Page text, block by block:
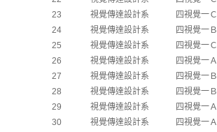
23
視覺傳達設計系 四視覺一Ｃ
24
視覺傳達設計系 四視覺一Ｂ
25
視覺傳達設計系 四視覺一Ｃ
26
視覺傳達設計系 四視覺一Ａ
27
視覺傳達設計系 四視覺一Ｂ
28
視覺傳達設計系 四視覺一Ｂ
29
視覺傳達設計系 四視覺一Ａ
30
視覺傳達設計系 四視覺一Ａ